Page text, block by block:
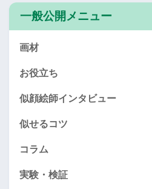
一般公開メニュー
画材
お役立ち
似顔絵師インタビュー
似せるコツ
コラム
実験・検証